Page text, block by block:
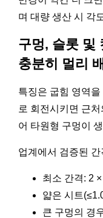
며 대량 생산 시 각
구멍, 슬롯 및
충분히 멀리
특징은 굽힘 영역
로 회전시키면 근
어 타원형 구멍이
업계에서 검증된 간
최소 간격: 2 ×
얇은 시트
큰 구멍의 경